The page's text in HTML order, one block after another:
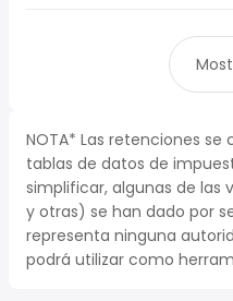
NOTA* Las retenciones
tablas de datos de
simplificar, algunas de las
y otras) se han dado por
representa ninguna
podrá utilizar como